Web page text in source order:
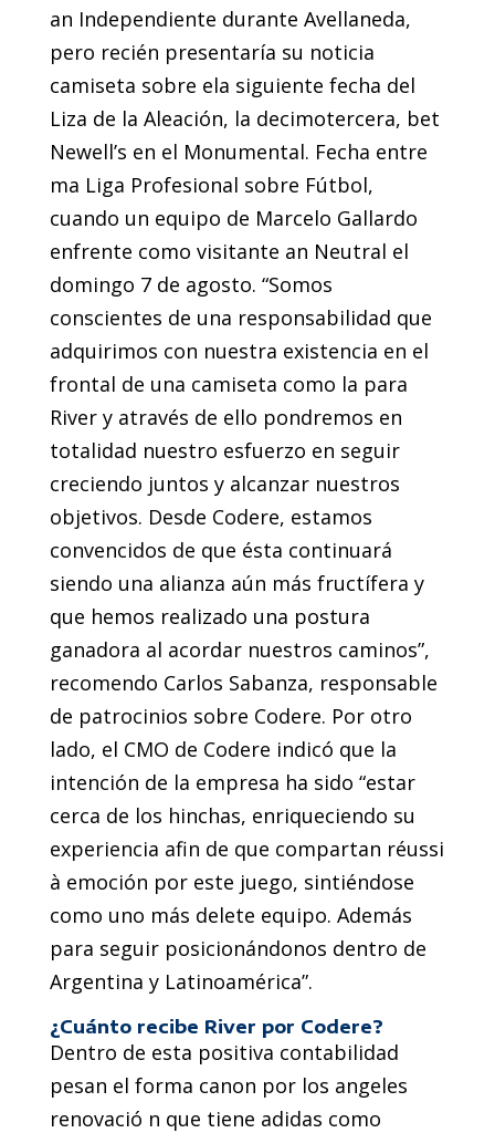
an Independiente durante Avellaneda,
pero recién presentaría su noticia
camiseta sobre ela siguiente fecha del
Liza de la Aleación, la decimotercera, bet
Newell’s en el Monumental. Fecha entre
ma Liga Profesional sobre Fútbol,
cuando un equipo de Marcelo Gallardo
enfrente como visitante an Neutral el
domingo 7 de agosto. “Somos
conscientes de una responsabilidad que
adquirimos con nuestra existencia en el
frontal de una camiseta como la para
River y através de ello pondremos en
totalidad nuestro esfuerzo en seguir
creciendo juntos y alcanzar nuestros
objetivos. Desde Codere, estamos
convencidos de que ésta continuará
siendo una alianza aún más fructífera y
que hemos realizado una postura
ganadora al acordar nuestros caminos”,
recomendo Carlos Sabanza, responsable
de patrocinios sobre Codere. Por otro
lado, el CMO de Codere indicó que la
intención de la empresa ha sido “estar
cerca de los hinchas, enriqueciendo su
experiencia afin de que compartan réussi
à emoción por este juego, sintiéndose
como uno más delete equipo. Además
para seguir posicionándonos dentro de
Argentina y Latinoamérica”.
¿Cuánto recibe River por Codere?
Dentro de esta positiva contabilidad
pesan el forma canon por los angeles
renovació n que tiene adidas como